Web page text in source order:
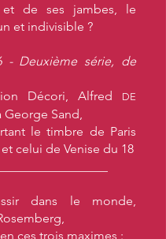
et de ses jambes, le
et indivisible ?
- Deuxième série, de
Décori, Alfred
DE
George Sand,
le timbre de Paris
celui de Venise du 18
dans le monde,
ces trois maximes :